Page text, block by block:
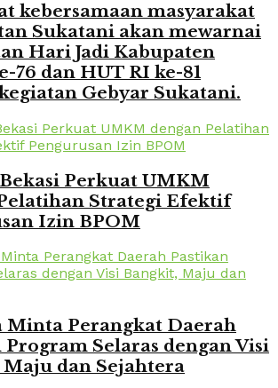
kebersamaan masyarakat
Sukatani akan mewarnai
Hari Jadi Kabupaten
76 dan HUT RI ke-81
Gebyar Sukatani.
Perkuat UMKM
Strategi Efektif
Izin BPOM
Minta Perangkat Daerah
Program Selaras dengan Visi
dan Sejahtera